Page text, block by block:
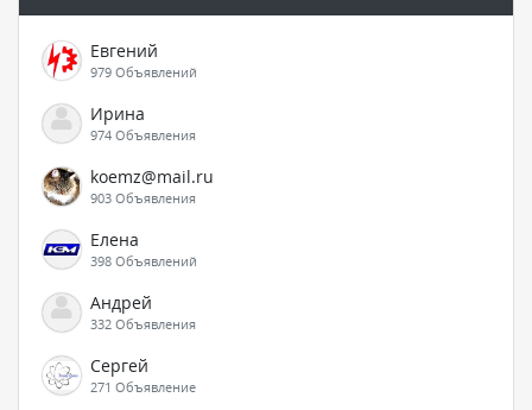
Евгений
979 Объявлений
Ирина
974 Объявления
koemz@mail.ru
903 Объявления
Елена
398 Объявлений
Андрей
332 Объявления
Сергей
271 Объявление